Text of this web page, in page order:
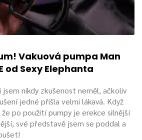
Vakuová pumpa Man
od Sexy Elephanta
jsem nikdy zkušenost neměl, ačkoliv
jedné přišla velmi lákavá. Když
po použití pumpy je erekce silnější
své představě jsem se poddal a